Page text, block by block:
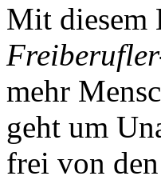
Mit diesem
mehr
geht um
frei von